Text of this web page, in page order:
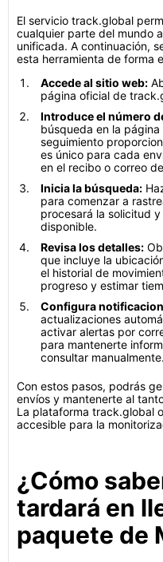
El servicio track.global
cualquier parte del mundo
unificada. A continuación,
esta herramienta de forma
Accede al sitio web:
página oficial de
Introduce el número
búsqueda en la
seguimiento
es único para cada
en el recibo o correo
Inicia la búsqueda:
para comenzar a
procesará la solicitud
disponible.
Revisa los detalles:
que incluye la
el historial de
progreso y estimar
Configura
actualizaciones
activar alertas por
para mantenerte
consultar manualmente.
Con estos pasos, podrás
envíos y mantenerte al
La plataforma track.global
accesible para la
¿Cómo
tardará en
paquete de